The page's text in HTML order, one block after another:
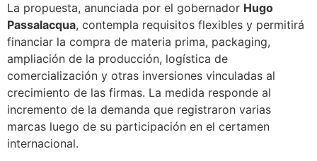
La propuesta, anunciada por el gobernador Hugo
Passalacqua, contempla requisitos flexibles y permitirá
financiar la compra de materia prima, packaging,
ampliación de la producción, logística de
comercialización y otras inversiones vinculadas al
crecimiento de las firmas. La medida responde al
incremento de la demanda que registraron varias
marcas luego de su participación en el certamen
internacional.